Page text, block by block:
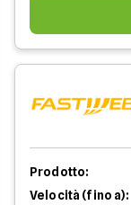
Prodotto:
Velocità (fino a):